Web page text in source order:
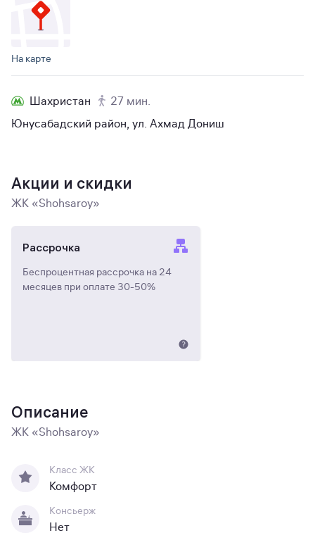
На карте
Шахристан
27 мин.
Юнусабадский район, ул. Ахмад Дониш
Акции и скидки
ЖК «Shohsaroy»
Рассрочка
Беспроцентная рассрочка на 24
месяцев при оплате 30-50%
Описание
ЖК «Shohsaroy»
Класс ЖК
Комфорт
Консьерж
Нет